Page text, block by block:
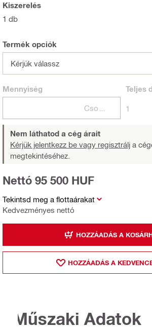
Kiszerelés
1 db
Termék opciók
Kérjük válassz
Mennyiség Teljes
1
Nem láthatod a cég árait
Kérjük jelentkezz be vagy regisztrálj a
megtekintéséhez.
Tekintsd meg a flottaárakat
Kedvezményes nettó
Nettó 95 500 HUF
HOZZÁADÁS A
HOZZÁADÁS A
Műszaki Adatok